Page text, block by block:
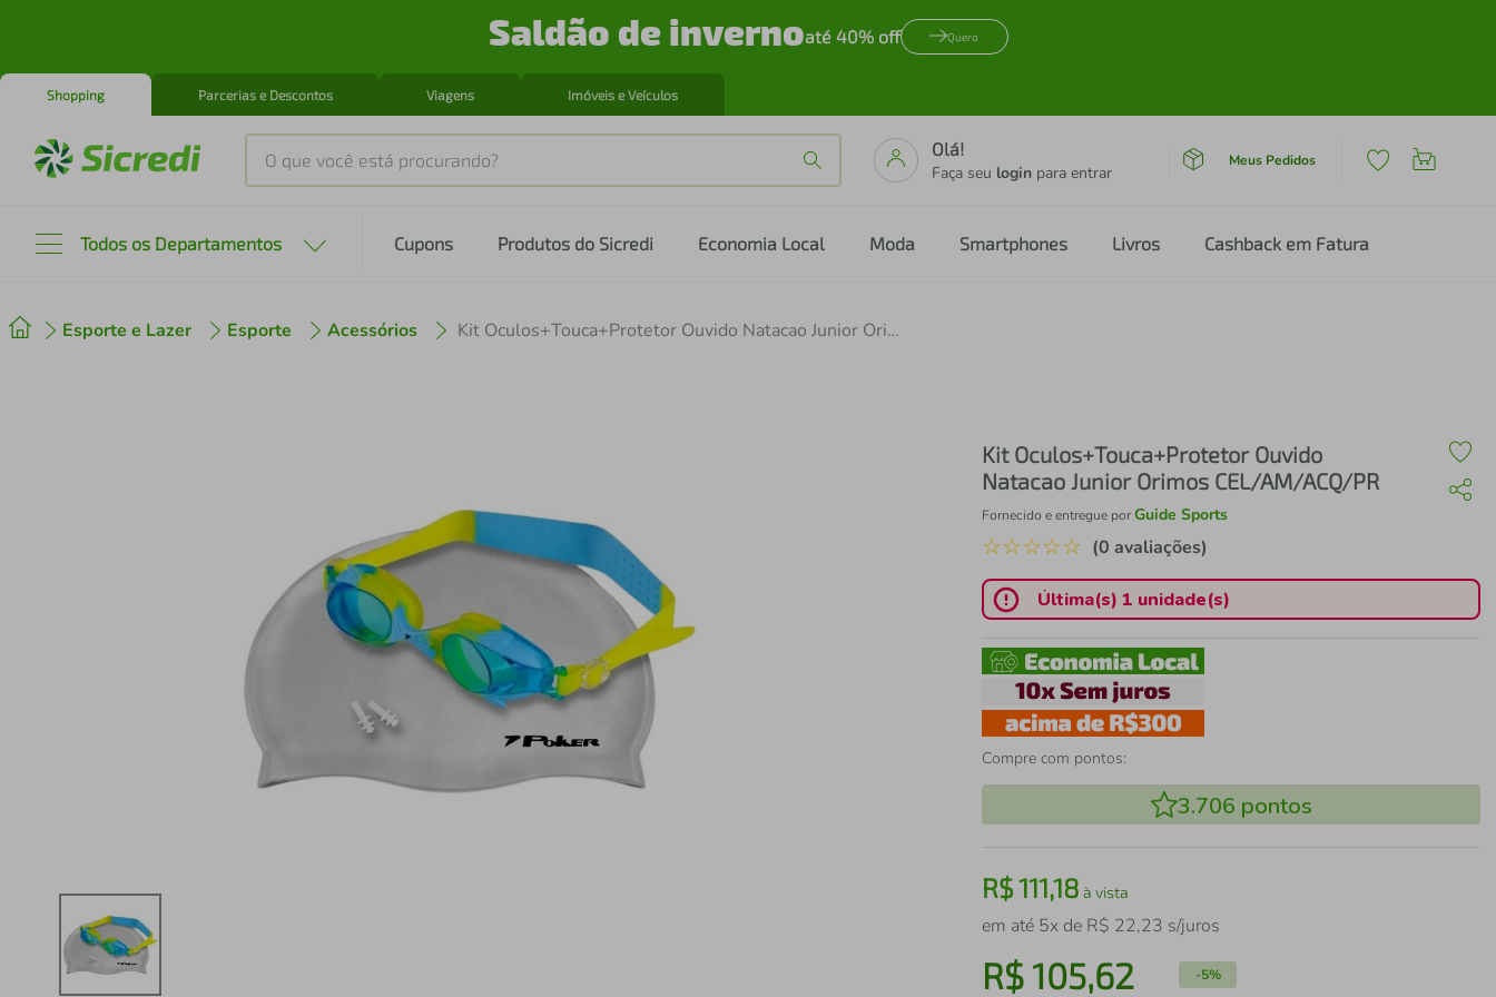
Saldão de invernoaté 40% off Quero
Shopping Parcerias e Descontos Viagens Imóveis e Veículos
O que você está procurando?
Olá!
Faça seu login para entrar
Meus Pedidos
Todos os Departamentos Cupons Produtos do Sicredi Economia Local Moda Smartphones Livros Cashback em Fatura
Esporte e Lazer Esporte Acessórios Kit Oculos+Touca+Protetor Ouvido Natacao Junior Orimos CEL/AM/ACQ/PR
Kit Oculos+Touca+Protetor Ouvido
Natacao Junior Orimos CEL/AM/ACQ/PR
Fornecido e entregue porGuide Sports
☆☆☆☆☆ (0 avaliações)
Última(s) 1 unidade(s)
Compre com pontos:
3.706 pontos
R$111,18 à vista
em até 5x de R$ 22,23 s/juros
R$105,62 -5%
2 º cafeteira